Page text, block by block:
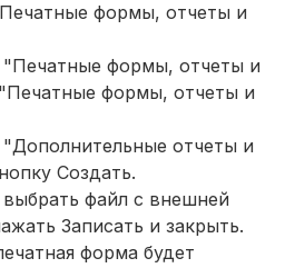
формы, отчеты и
формы, отчеты и
формы, отчеты и
отчеты и
Создать.
файл с внешней
Записать и закрыть.
форма будет